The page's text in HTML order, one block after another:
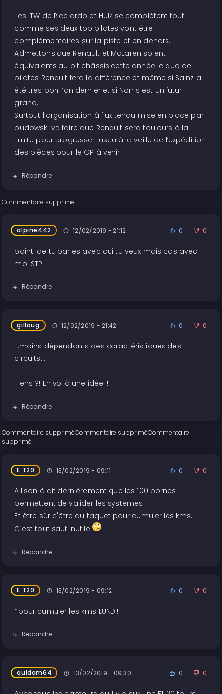
Les ITW de Ricciardo et Hulk se complètent tout
comme ses deux top pilotes vont être
complémentaires sur la piste et en dehors.
Admettons que Renault et McLaren soient
équivalents au bit châssis cette année le duo de
pilotes Renault fera la différence et même si Sainz a
été très bon l’an dernier et si Norris est un futur
grand.
Surtout l’organisation à flux tendu mise en place par
budowski va faire que Renault sera toujours à la
limite pour progresser jusqu’à la veille de l’expédition
des pièces pour le GP à venir
Répondre
Commentaire supprimé
alpine442 12/02/2019 - 21:12 0 0
point-de tu parles avec qui tu veux mais pas avec
moi STP.
Répondre
gilloug 12/02/2019 - 21:42 0 0
...moins dépendants des caractéristiques des
circuits…
Tiens ?! En voilà une idée !!
Répondre
Commentaire suppriméCommentaire suppriméCommentaire
supprimé
E.T29 13/02/2019 - 09:11 0 0
Allison à dit dernièrement que les 100 bornes
permettent de valider les systèmes
Et être sûr d'être au taquet pour cumuler les kms.
C'est tout sauf inutile
Répondre
E.T29 13/02/2019 - 09:12 0 0
*pour cumuler les kms LUNDI!!!
Répondre
quidam64 13/02/2019 - 09:30 0 0